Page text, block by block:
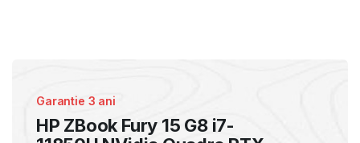
Garantie 3 ani
HP ZBook Fury 15 G8 i7-